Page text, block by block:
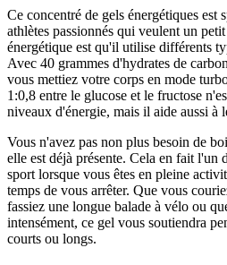
plusieurs
variantes.
Cette
option
peut
être
sélectionnée
la
page
du
produit
Ce concentré de gels énergétiques est
athlètes passionnés qui veulent un
énergétique est qu'il utilise différents
Avec 40 grammes d'hydrates de
vous mettiez votre corps en mode
1:0,8 entre le glucose et le fructose
niveaux d'énergie, mais il aide aussi à
Vous n'avez pas non plus besoin de
elle est déjà présente. Cela en fait l'un
sport lorsque vous êtes en pleine
temps de vous arrêter. Que vous
fassiez une longue balade à vélo ou
intensément, ce gel vous soutiendra
courts ou longs.